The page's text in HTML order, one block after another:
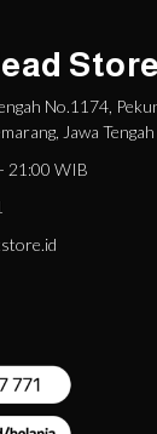
Store
No.1174,
Jawa
21:00 WIB